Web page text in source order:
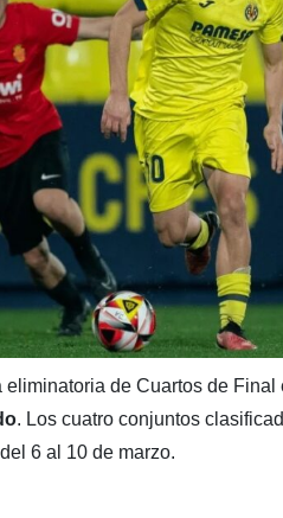
eliminatoria de Cuartos de
. Los cuatro conjuntos
6 al 10 de marzo.